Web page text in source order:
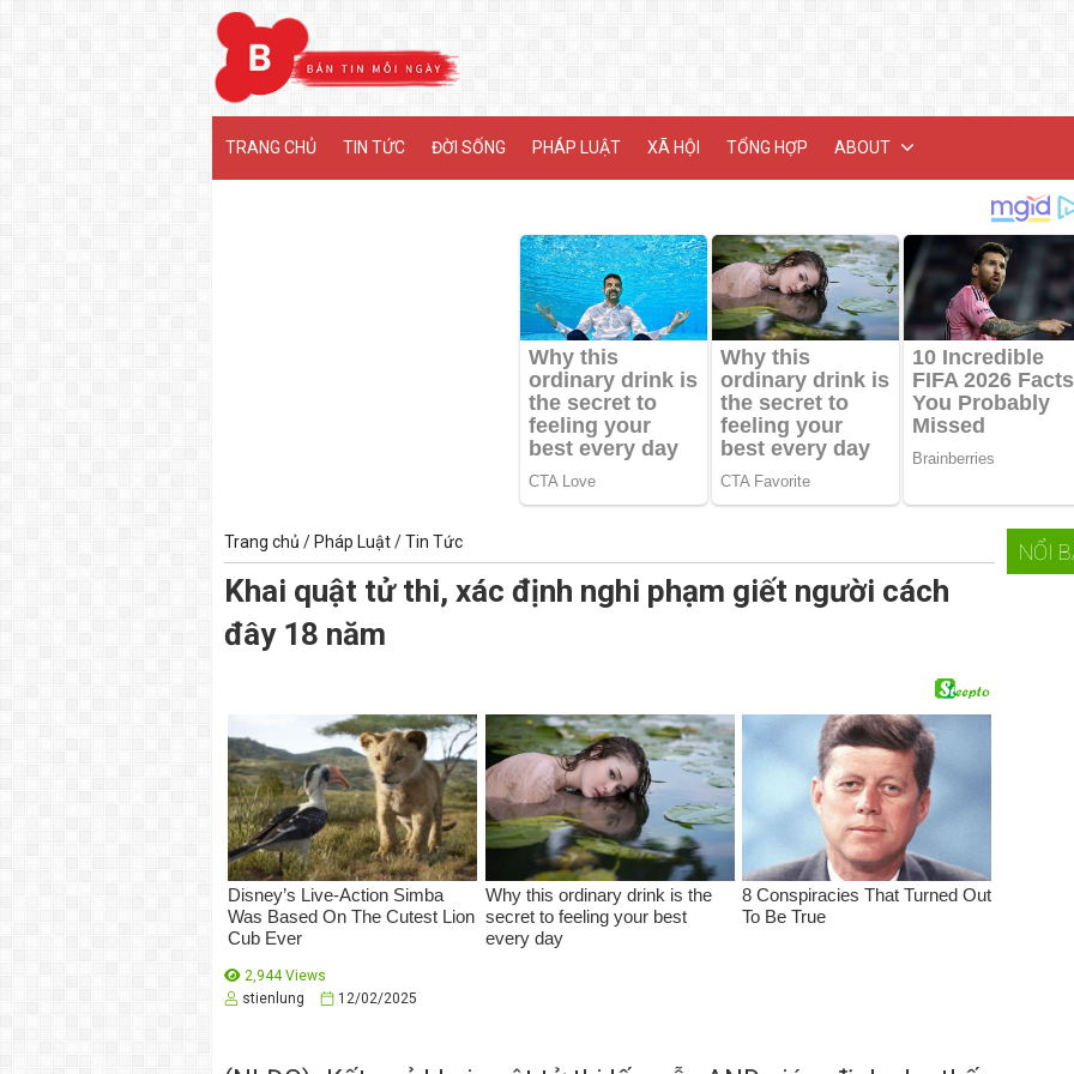
MENU
TRANG CHỦ TIN TỨC ĐỜI SỐNG PHÁP LUẬT XÃ HỘI TỔNG HỢP ABOUT
Trang chủ / Pháp Luật/Tin Tức
Khai quật tử thi, xác định nghi phạm giết người cách
đây 18 năm
2,944 Views
stienlung
12/02/2025
NỔI